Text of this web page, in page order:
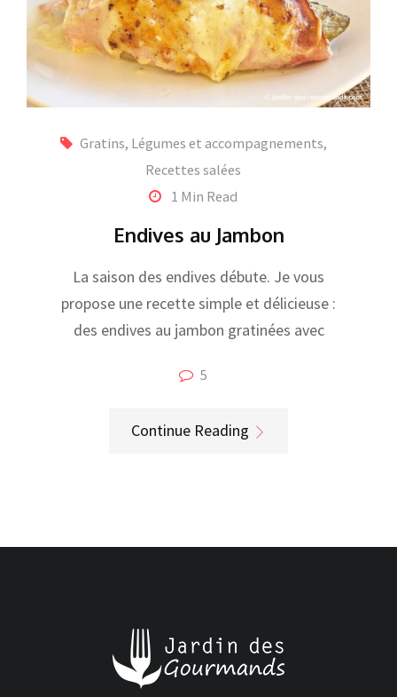
Gratins, Légumes et accompagnements,
Recettes salées
1 Min Read
Endives au Jambon
La saison des endives débute. Je vous
propose une recette simple et délicieuse :
des endives au jambon gratinées avec
5
Continue Reading